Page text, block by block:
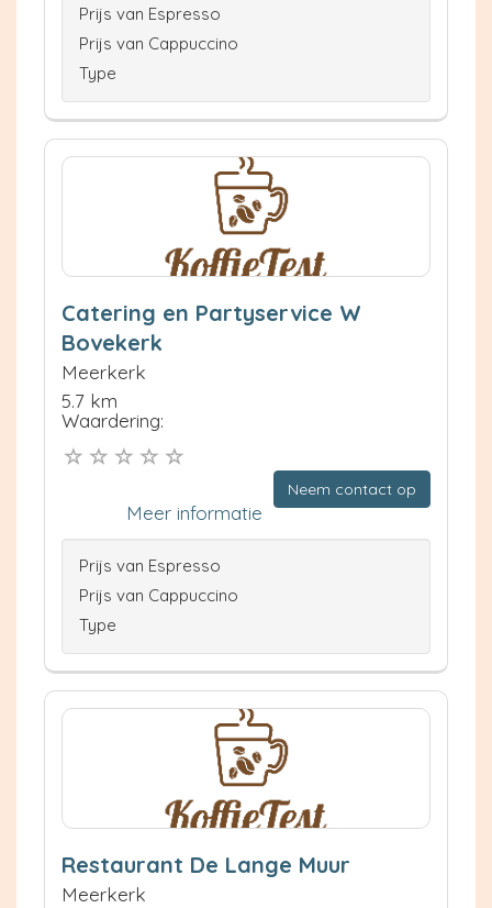
Prijs van Espresso
Prijs van Cappuccino
Type
Catering en Partyservice W
Bovekerk
Meerkerk
5.7 km
Waardering:
Neem contact op
Meer informatie
Prijs van Espresso
Prijs van Cappuccino
Type
Restaurant De Lange Muur
Meerkerk